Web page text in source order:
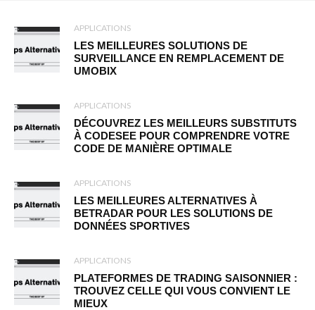
APPLICATIONS
LES MEILLEURES SOLUTIONS DE
SURVEILLANCE EN REMPLACEMENT DE
UMOBIX
APPLICATIONS
DÉCOUVREZ LES MEILLEURS SUBSTITUTS
À CODESEE POUR COMPRENDRE VOTRE
CODE DE MANIÈRE OPTIMALE
APPLICATIONS
LES MEILLEURES ALTERNATIVES À
BETRADAR POUR LES SOLUTIONS DE
DONNÉES SPORTIVES
APPLICATIONS
PLATEFORMES DE TRADING SAISONNIER :
TROUVEZ CELLE QUI VOUS CONVIENT LE
MIEUX